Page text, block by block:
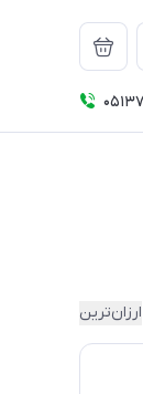
ارزان‌ترین